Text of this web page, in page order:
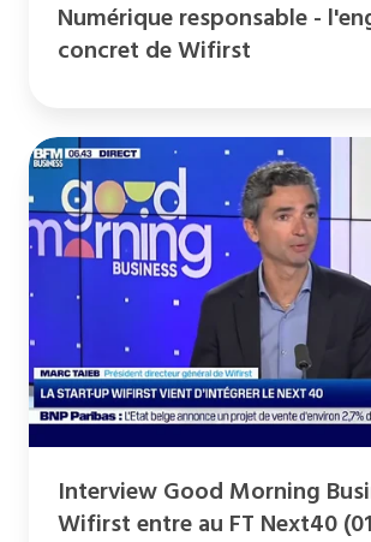
Numérique responsable -
concret de Wifirst
Interview
Good
Morning
Business
-
entre
au
FT
Next40 (01/03/23)
Interview Good Morning
Wifirst entre au FT Next40